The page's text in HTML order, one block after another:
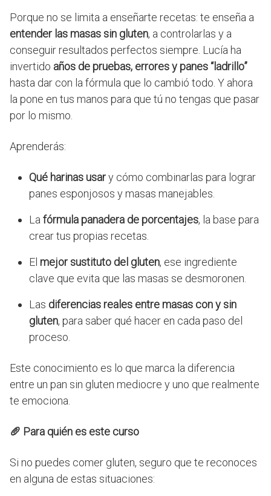
Porque no se limita a enseñarte recetas: te enseña a
entender las masas sin gluten, a controlarlas y a
conseguir resultados perfectos siempre. Lucía ha
invertido años de pruebas, errores y panes “ladrillo”
hasta dar con la fórmula que lo cambió todo. Y ahora
la pone en tus manos para que tú no tengas que pasar
por lo mismo.
Aprenderás:
Qué harinas usary cómo combinarlas para lograr
panes esponjosos y masas manejables.
Lafórmula panadera de porcentajes, la base para
crear tus propias recetas.
El mejor sustituto del gluten, ese ingrediente
clave que evita que las masas se desmoronen.
Las diferencias reales entre masas con y sin
gluten, para saber qué hacer en cada paso del
proceso.
Este conocimiento es lo que marca la diferencia
entre un pan sin gluten mediocre y uno que realmente
te emociona.
🥖 Para quién es este curso
Si no puedes comer gluten, seguro que te reconoces
en alguna de estas situaciones: